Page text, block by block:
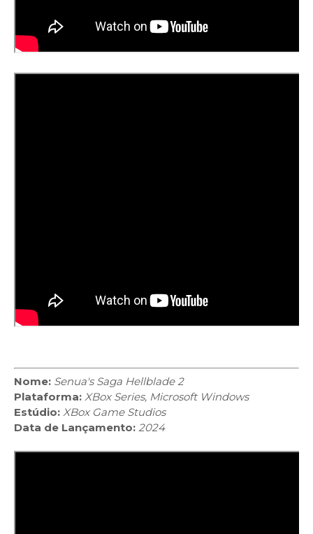
Nome: Senua's Saga Hellblade 2
Plataforma: XBox Series, Microsoft Windows
Estúdio: XBox Game Studios
Data de Lançamento: 2024